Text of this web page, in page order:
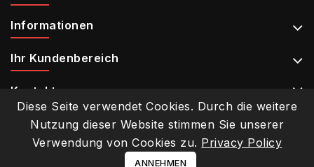
Informationen
Ihr Kundenbereich
Kontakt
Diese Seite verwendet Cookies. Durch die weitere
Nutzung dieser Website stimmen Sie unserer
Verwendung von Cookies zu. Privacy Policy
ANNEHMEN
© 2026 - E-Commerce-Software von PrestaShop™